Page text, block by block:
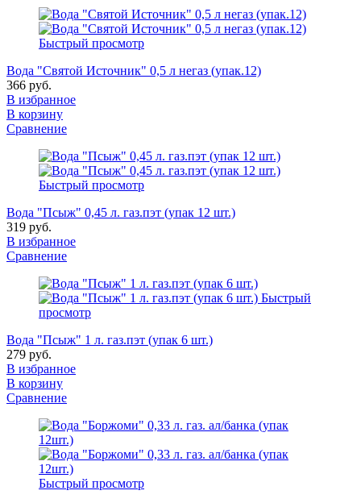
Быстрый просмотр
Вода "Святой Источник" 0,5 л негаз (упак.12)
366 руб.
В избранное
В корзину
Сравнение
Быстрый просмотр
Вода "Псыж" 0,45 л. газ.пэт (упак 12 шт.)
319 руб.
В избранное
Сравнение
Быстрый
просмотр
Вода "Псыж" 1 л. газ.пэт (упак 6 шт.)
279 руб.
В избранное
В корзину
Сравнение
Быстрый просмотр